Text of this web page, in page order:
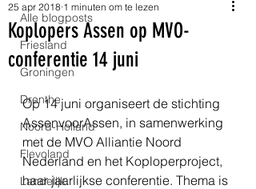
Alle blogposts
Friesland
Groningen
Drenthe
Noord-Holland
Flevoland
Landelijk
Koplopers Assen op MVO-
conferentie 14 juni
25 apr 2018 1 minuten om te lezen
Op 14 juni organiseert de stichting
AssenvoorAssen, in samenwerking
met de MVO Alliantie Noord
Nederland en het Koploperproject,
haar jaarlijkse conferentie. Thema is